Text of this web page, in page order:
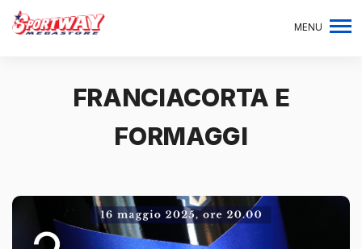
MENU
FRANCIACORTA E
FORMAGGI